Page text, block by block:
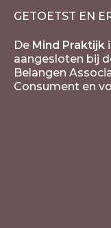
GETOETST EN
De Mind Praktijk
aangesloten bij
Belangen
Consument en